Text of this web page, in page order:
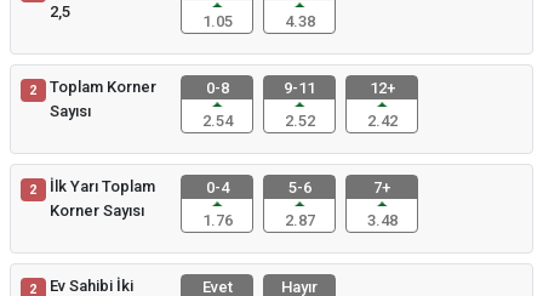
2,5
1.05
4.38
2
Toplam Korner
Sayısı
0-8
2.54
9-11
2.52
12+
2.42
2
İlk Yarı Toplam
Korner Sayısı
0-4
1.76
5-6
2.87
7+
3.48
2
Ev Sahibi İki
Evet
Hayır